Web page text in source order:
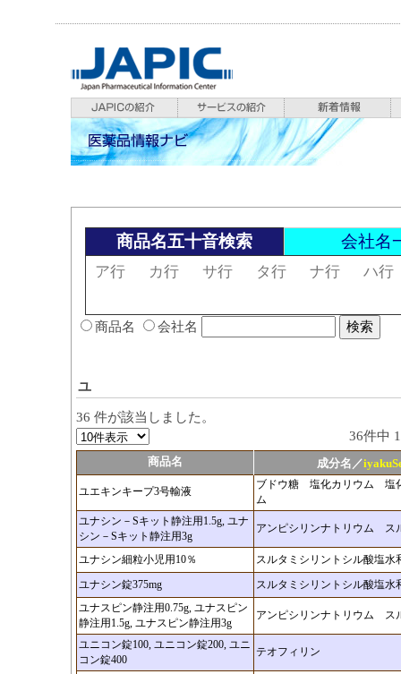
商品名五十音検索 会社名
ア行 カ行 サ行 タ行 ナ行 ハ行
商品名 会社名
ユ
36 件が該当しました。
36件中
商品名 成分名／
ユエキンキープ3号輸液
ブドウ糖 塩化カリウム 塩
ム
ユナシン－Sキット静注用1.5g, ユナ
シン－Sキット静注用3g
アンピシリンナトリウム ス
ユナシン細粒小児用10％
スルタミシリントシル酸塩水
ユナシン錠375mg
スルタミシリントシル酸塩水
ユナスピン静注用0.75g, ユナスピン
静注用1.5g, ユナスピン静注用3g
アンピシリンナトリウム ス
ユニコン錠100, ユニコン錠200, ユニ
コン錠400
テオフィリン